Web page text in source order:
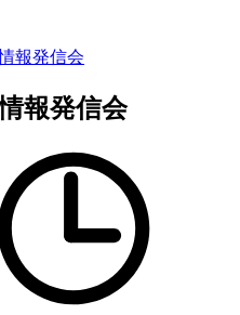
報発信会
報発信会